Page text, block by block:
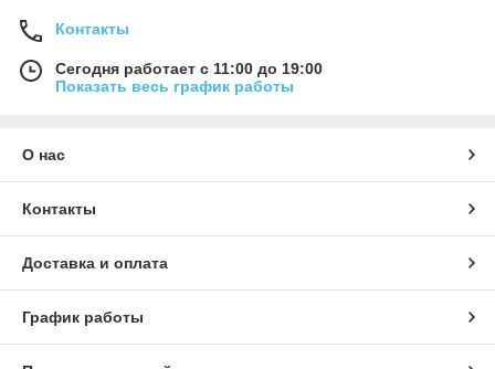
Контакты
Сегодня работает с 11:00 до 19:00
Показать весь график работы
О нас
Контакты
Доставка и оплата
График работы